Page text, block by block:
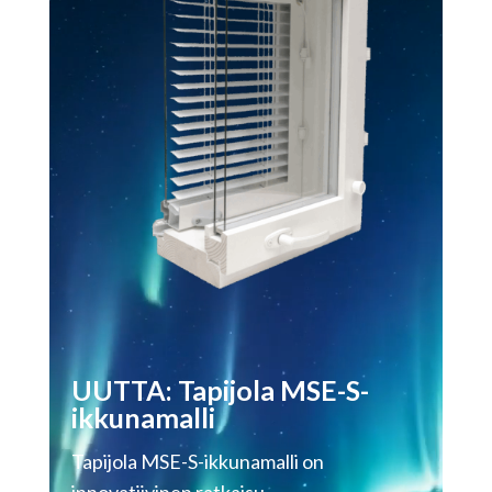
UUTTA: Tapijola MSE-S-
ikkunamalli
Tapijola MSE-S-ikkunamalli on